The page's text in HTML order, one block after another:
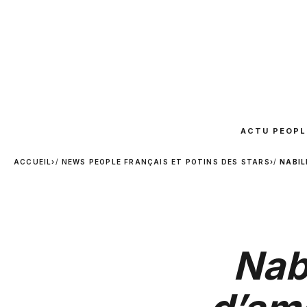
ACTU
ACCUEIL› NEWS PEOPLE FRANÇAIS ET POTINS DES STARS›